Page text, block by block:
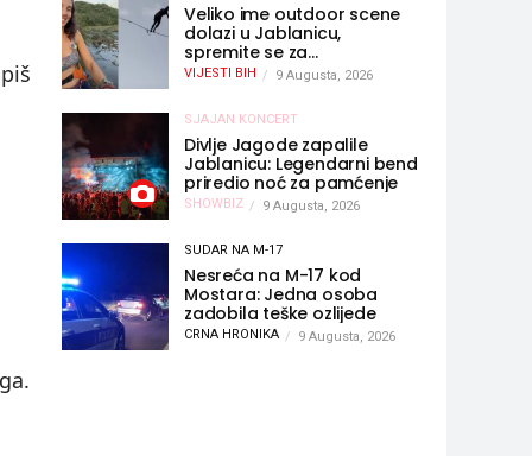
Veliko ime outdoor scene
dolazi u Jablanicu,
spremite se za
nezaboravnu avanturu
VIJESTI BIH 9 Augusta, 2026
SJAJAN KONCERT
Divlje Jagode zapalile
Jablanicu: Legendarni bend
priredio noć za pamćenje
SHOWBIZ 9 Augusta, 2026
SUDAR NA M-17
Nesreća na M-17 kod
Mostara: Jedna osoba
zadobila teške ozlijede
CRNA HRONIKA 9 Augusta, 2026